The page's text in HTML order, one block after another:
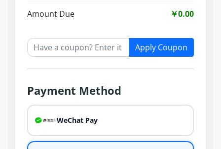
Amount Due ￥0.00
Apply Coupon
Payment Method
WeChat Pay